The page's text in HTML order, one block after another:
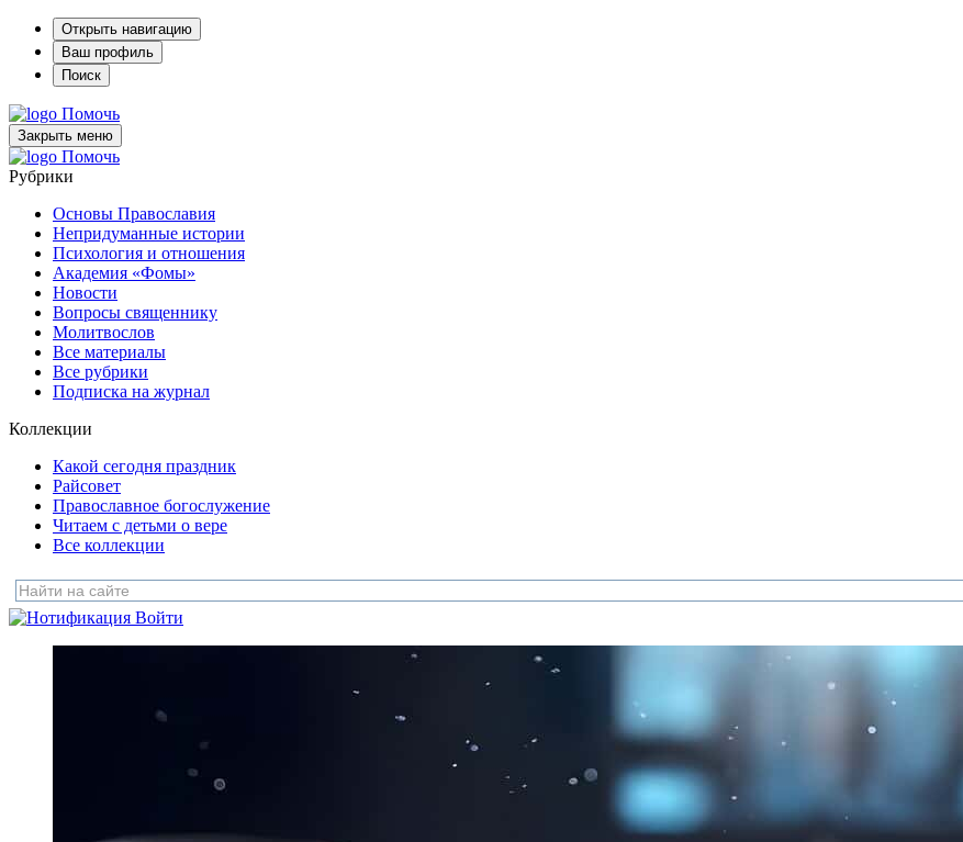
Открыть навигацию
Ваш профиль
Поиск
Помочь
Закрыть меню
Помочь
Рубрики
Основы Православия
Непридуманные истории
Психология и отношения
Академия «Фомы»
Новости
Вопросы священнику
Молитвослов
Все материалы
Все рубрики
Подписка на журнал
Коллекции
Какой сегодня праздник
Райсовет
Православное богослужение
Читаем с детьми о вере
Все коллекции
Войти